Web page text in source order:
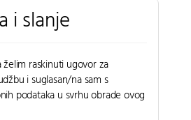
i slanje
raskinuti ugovor za
i suglasan/na sam s
podataka u svrhu obrade ovog